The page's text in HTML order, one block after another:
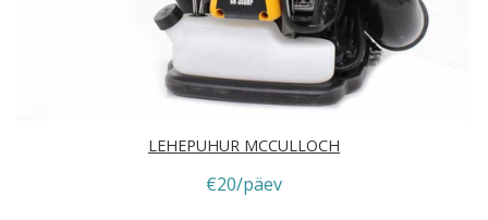
LEHEPUHUR MCCULLOCH
€20/päev